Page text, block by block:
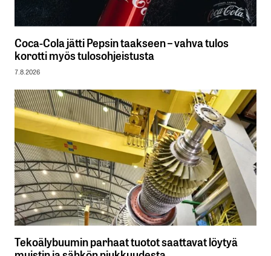
Coca-Cola jätti Pepsin taakseen – vahva tulos
korotti myös tulosohjeistusta
7.8.2026
Tekoälybuumin parhaat tuotot saattavat löytyä